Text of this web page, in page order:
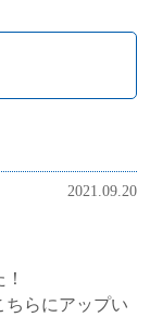
2021.09.20
ちらにアップい